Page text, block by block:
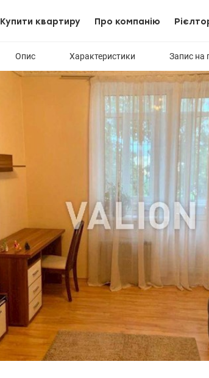
Купити квартиру Про компанію
Опис Характеристики Запис на